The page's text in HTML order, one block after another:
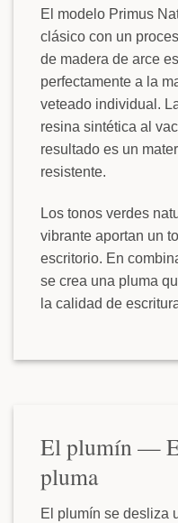
El modelo Primus
clásico con un
de madera de arce
perfectamente a la
veteado individual.
resina sintética al
resultado es un
resistente.
Los tonos verdes
vibrante aportan un
escritorio. En
se crea una pluma
la calidad de
El plumín —
pluma
El plumín se desliza